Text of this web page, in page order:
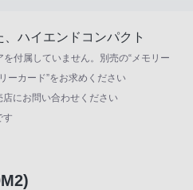
ハイエンドコンパクト
付属していません。別売の“メモリー
ーカード”をお求めください
にお問い合わせください
す